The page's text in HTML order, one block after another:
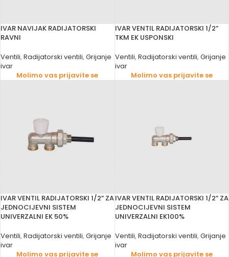
IVAR NAVIJAK RADIJATORSKI
RAVNI
Ventili, Radijatorski ventili, Grijanje
ivar
Molimo vas prijavite se
IVAR VENTIL RADIJATORSKI 1/2”
TKM EK USPONSKI
Ventili, Radijatorski ventili, Grijanje
ivar
Molimo vas prijavite se
IVAR VENTIL RADIJATORSKI 1/2” ZA
JEDNOCIJEVNI SISTEM
UNIVERZALNI EK 50%
Ventili, Radijatorski ventili, Grijanje
ivar
Molimo vas prijavite se
IVAR VENTIL RADIJATORSKI 1/2” ZA
JEDNOCIJEVNI SISTEM
UNIVERZALNI EK100%
Ventili, Radijatorski ventili, Grijanje
ivar
Molimo vas prijavite se